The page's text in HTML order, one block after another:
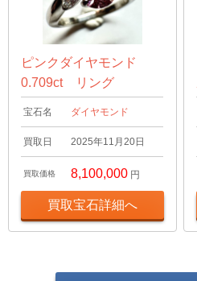
ピンクダイヤモンド
0.709ct リング
宝石名 ダイヤモンド
買取日 2025年11月20日
買取価格 8,100,000 円
買取宝石詳細へ